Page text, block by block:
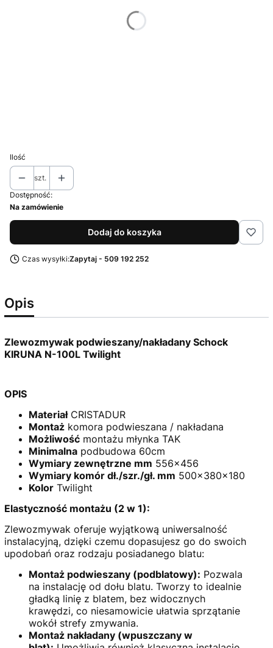
Ilość
szt.
Dostępność:
Na zamówienie
Dodaj do koszyka
Czas wysyłki:Zapytaj - 509 192 252
Opis
Zlewozmywak podwieszany/nakładany Schock
KIRUNA N-100L Twilight
OPIS
MateriałCRISTADUR
Montaż komora podwieszana / nakładana
Możliwość montażu młynka TAK
Minimalna podbudowa 60cm
Wymiary zewnętrzne mm 556x456
Wymiary komór dł./szr./gł. mm 500x380x180
Kolor Twilight
Elastyczność montażu (2 w 1):
Zlewozmywak oferuje wyjątkową uniwersalność
instalacyjną, dzięki czemu dopasujesz go do swoich
upodobań oraz rodzaju posiadanego blatu:
Montaż podwieszany (podblatowy): Pozwala
na instalację od dołu blatu. Tworzy to idealnie
gładką linię z blatem, bez widocznych
krawędzi, co niesamowicie ułatwia sprzątanie
wokół strefy zmywania.
Montaż nakładany (wpuszczany w